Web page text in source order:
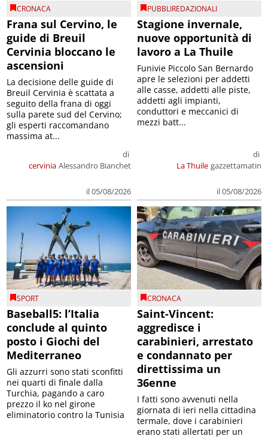
CRONACA
Frana sul Cervino, le
guide di Breuil
Cervinia bloccano le
ascensioni
cervinia
di
Alessandro Bianchet
il 05/08/2026
La decisione delle guide di
Breuil Cervinia è scattata a
seguito della frana di oggi
sulla parete sud del Cervino;
gli esperti raccomandano
massima at...
PUBBLIREDAZIONALI
Stagione invernale,
nuove opportunità di
lavoro a La Thuile
La Thuile
di
gazzettamatin
il 05/08/2026
Funivie Piccolo San Bernardo
apre le selezioni per addetti
alle casse, addetti alle piste,
addetti agli impianti,
conduttori e meccanici di
mezzi batt...
SPORT
Baseball5: l’Italia
conclude al quinto
posto i Giochi del
Mediterraneo
Gli azzurri sono stati sconfitti
nei quarti di finale dalla
Turchia, pagando a caro
prezzo il ko nel girone
eliminatorio contro la Tunisia
CRONACA
Saint-Vincent:
aggredisce i
carabinieri, arrestato
e condannato per
direttissima un
36enne
I fatti sono avvenuti nella
giornata di ieri nella cittadina
termale, dove i carabinieri
erano stati allertati per un